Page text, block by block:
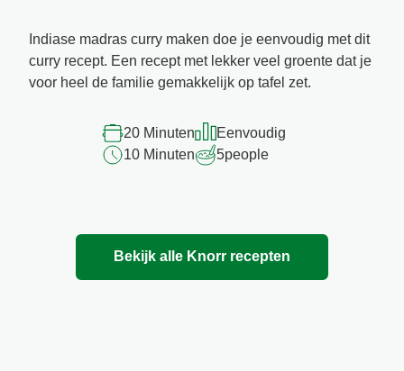
Indiase madras curry maken doe je eenvoudig met dit
curry recept. Een recept met lekker veel groente dat je
voor heel de familie gemakkelijk op tafel zet.
20 Minuten
Eenvoudig
10 Minuten
5people
Bekijk alle Knorr recepten